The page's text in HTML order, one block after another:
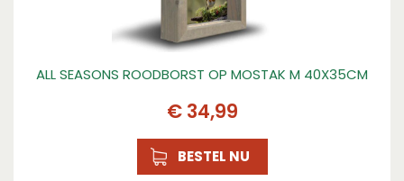
ALL SEASONS ROODBORST OP MOSTAK M 40X35CM
€ 34,99
BESTEL NU